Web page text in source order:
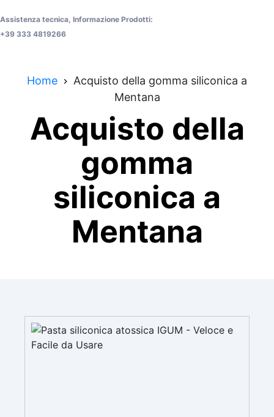
Assistenza tecnica, Informazione Prodotti:
+39 333 4819266
Home
Acquisto della gomma siliconica a
Mentana
Acquisto della
gomma
siliconica a
Mentana